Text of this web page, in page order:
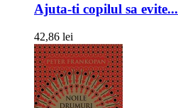
Ajuta-ti copilul sa evite...
42,86 lei